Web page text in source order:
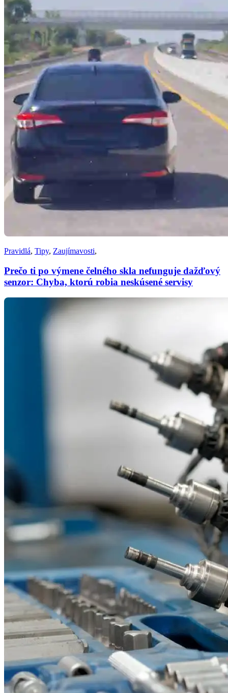
Pravidlá, Tipy, Zaujímavosti,
Prečo ti po výmene čelného skla nefunguje dažďový
senzor: Chyba, ktorú robia neskúsené servisy